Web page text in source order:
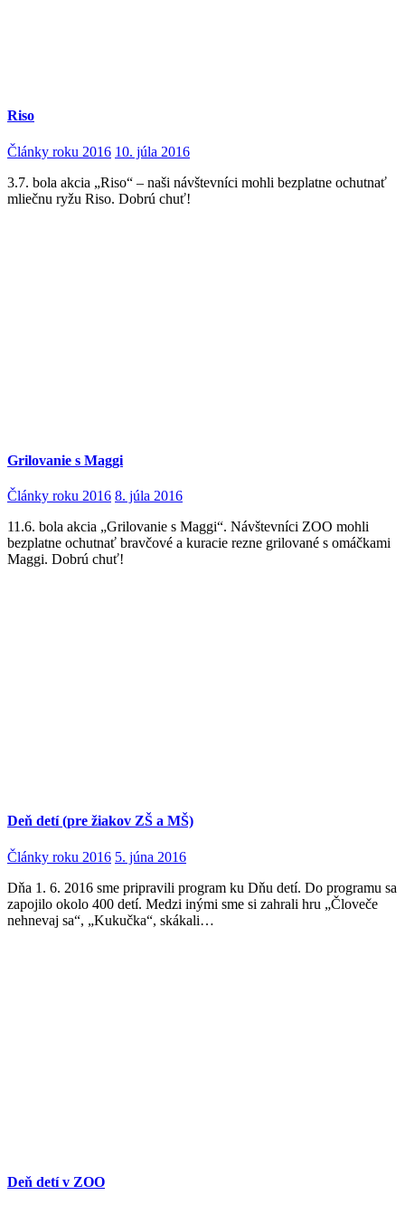
Riso
Články roku 2016 10. júla 2016
3.7. bola akcia „Riso“ – naši návštevníci mohli bezplatne ochutnať
mliečnu ryžu Riso. Dobrú chuť!
Grilovanie s Maggi
Články roku 2016 8. júla 2016
11.6. bola akcia „Grilovanie s Maggi“. Návštevníci ZOO mohli
bezplatne ochutnať bravčové a kuracie rezne grilované s omáčkami
Maggi. Dobrú chuť!
Deň detí (pre žiakov ZŠ a MŠ)
Články roku 2016 5. júna 2016
Dňa 1. 6. 2016 sme pripravili program ku Dňu detí. Do programu sa
zapojilo okolo 400 detí. Medzi inými sme si zahrali hru „Človeče
nehnevaj sa“, „Kukučka“, skákali…
Deň detí v ZOO